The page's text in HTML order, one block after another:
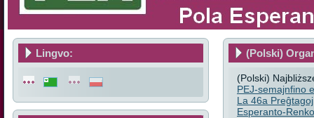
Lingvo: (Polski)
(Polski)
PEJ-semajnfino
La 46a
Esperanto-